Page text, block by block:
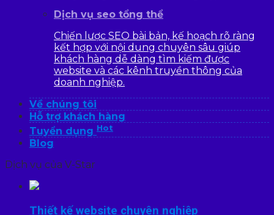
Dịch vụ seo tổng thể
Chiến lược SEO bài bản, kế hoạch rõ ràng
kết hợp với nội dung chuyên sâu giúp
khách hàng dễ dàng tìm kiếm được
website và các kênh truyền thông của
doanh nghiệp.
Về chúng tôi
Hỗ trợ khách hàng
Tuyển dụng Hot
Blog
Dịch vụ của V-Star
Thiết kế website chuyên nghiệp